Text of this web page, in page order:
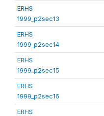
ERHS
1999_p2sec13
ERHS
1999_p2sec14
ERHS
1999_p2sec15
ERHS
1999_p2sec16
ERHS